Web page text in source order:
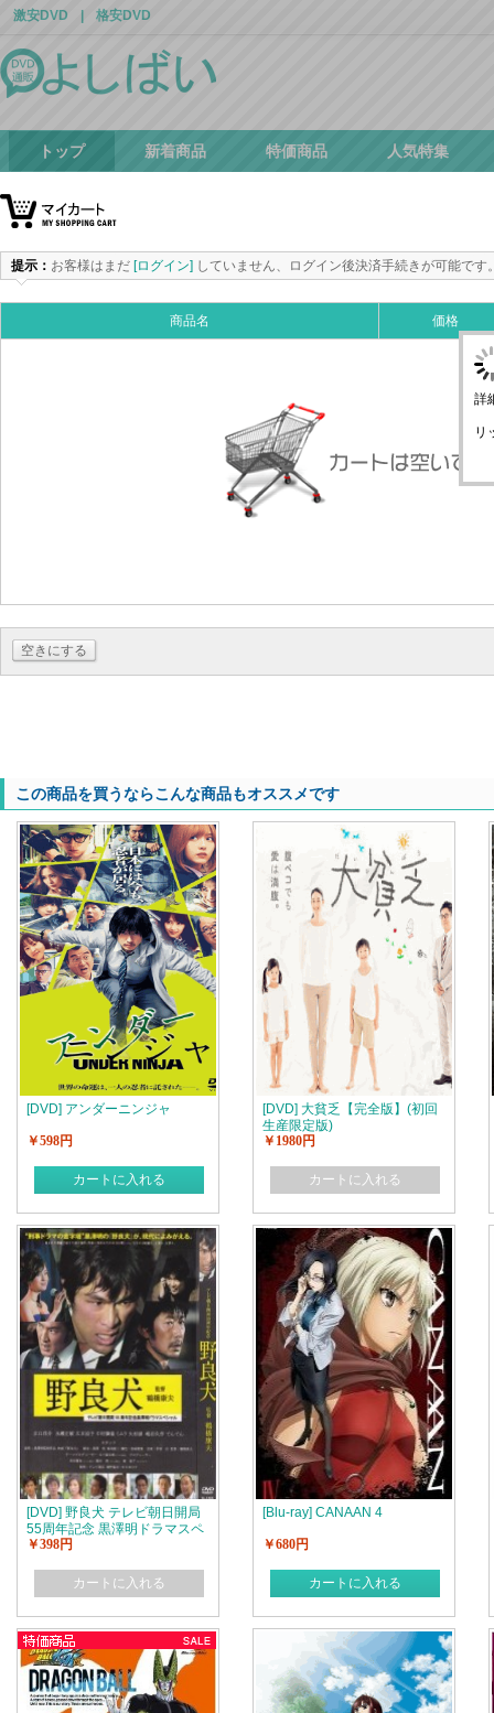
詳
リ
激安DVD 格安DVD
トップ 新着商品 特価商品 人気特集
提示： お客様はまだ [ログイン] していません、ログイン後決済手続きが可能です
商品名 価格
空きにする
この商品を買うならこんな商品もオススメです
[DVD] アンダーニンジャ
￥598円
カートに入れる
[DVD] 大貧乏【完全版】(初回
生産限定版)
￥1980円
カートに入れる
[DVD] 野良犬 テレビ朝日開局
55周年記念 黒澤明ドラマスペ
シャル
￥398円
カートに入れる
[Blu-ray] CANAAN 4
￥680円
カートに入れる